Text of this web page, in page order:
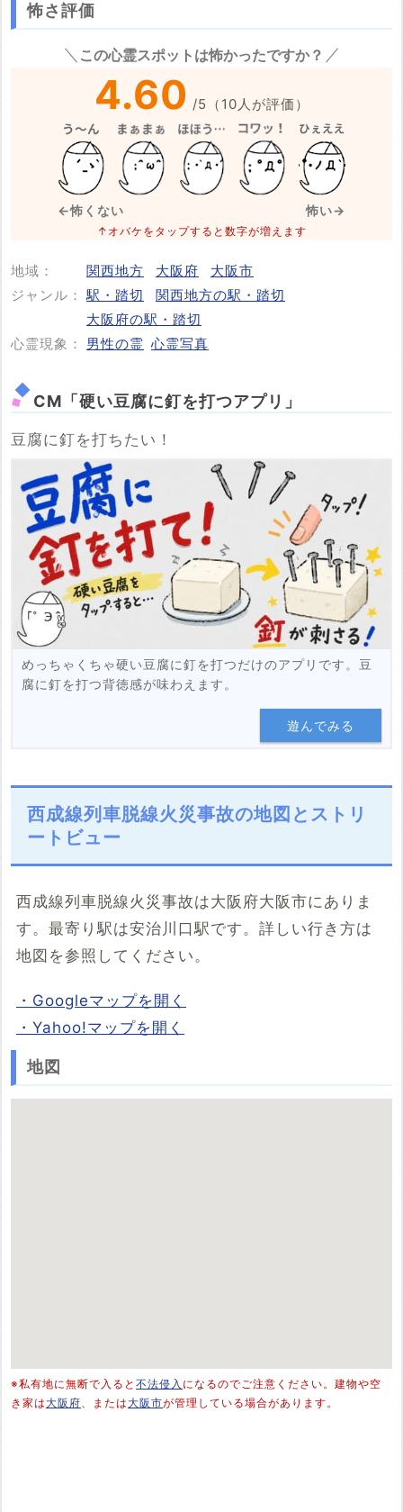
※心霊体験談や怖い話はコメント欄での投稿をお願いします。
※事件・事故が起きた日付
投稿する
怖さ評価
この心霊スポットは怖かったですか？
4.60 /5 （ 10人が評価）
←怖くない 怖い→
↑オバケをタップすると数字が増えます
地域： 関西地方 大阪府
大阪市
ジャンル： 駅・踏切
関西地方の駅・踏切
大阪府の駅・踏切
心霊現象：
男性の霊 心霊写真
CM「硬い豆腐に釘を打つアプリ」
豆腐に釘を打ちたい！
めっちゃくちゃ硬い豆腐に釘を打つだけのアプリです。豆
腐に釘を打つ背徳感が味わえます。
遊んでみる
西成線列車脱線火災事故の地図とストリ
ートビュー
西成線列車脱線火災事故は大阪府大阪市にありま
す。最寄り駅は安治川口駅です。詳しい行き方は
地図を参照してください。
・Googleマップを開く
・Yahoo!マップを開く
地図
※私有地に無断で入ると 不法侵入 になるのでご注意ください。建物や空
き家は 大阪府 、または 大阪市が管理している場合があります。